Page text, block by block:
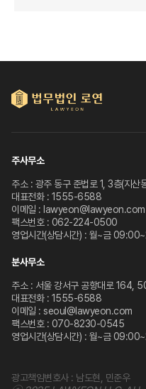
주사무소
주소 : 광주 동구 준법로 1, 3층(지산
대표전화 : 1555-6588
이메일 : lawyeon@lawyeon.com
팩스번호 : 062-224-0500
영업시간(상담시간) : 월~금
분사무소
주소 : 서울 강서구 공항대로 164,
대표전화 : 1555-6588
이메일 : seoul@lawyeon.com
팩스번호 : 070-8230-0545
영업시간(상담시간) : 월~금
광고책임변호사 : 남도현, 민준우